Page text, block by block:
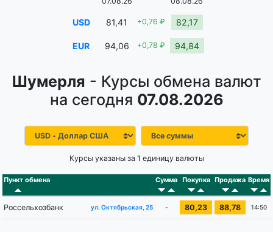
Шумерля - Курсы обмена валют
на сегодня 07.08.2026
Курсы указаны за 1 единицу валюты
Пункт обмена Сумма Покупка Продажа Время
Россельхозбанк ул. Октябрьская, 25 - 80,23 88,78 14:50
USD 81,41 +0,76 ₽ 82,17
EUR 94,06 +0,78 ₽ 94,84